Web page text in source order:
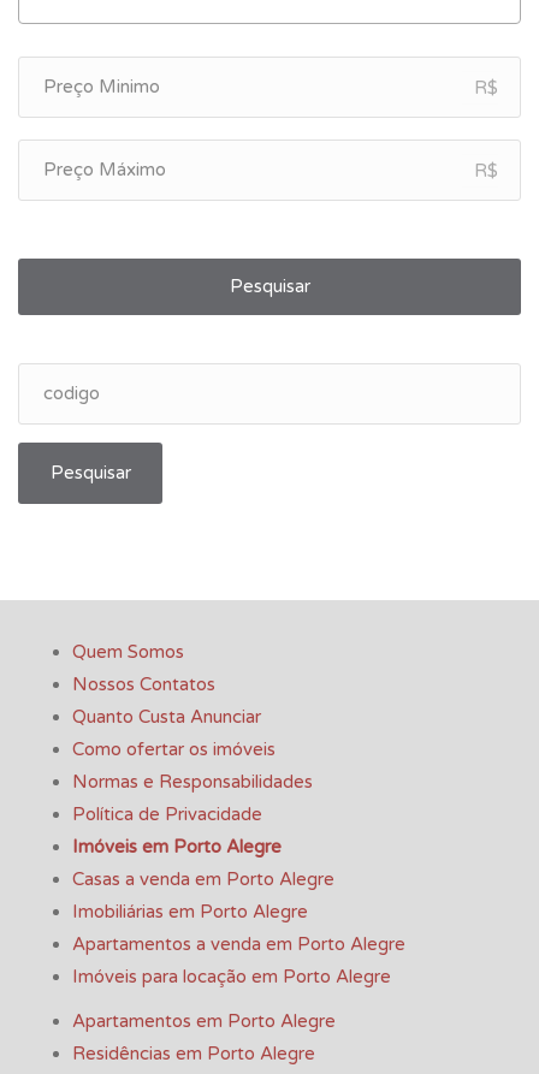
R$
R$
Pesquisar
Pesquisar
Quem Somos
Nossos Contatos
Quanto Custa Anunciar
Como ofertar os imóveis
Normas e Responsabilidades
Política de Privacidade
Imóveis em Porto Alegre
Casas a venda em Porto Alegre
Imobiliárias em Porto Alegre
Apartamentos a venda em Porto Alegre
Imóveis para locação em Porto Alegre
Apartamentos em Porto Alegre
Residências em Porto Alegre